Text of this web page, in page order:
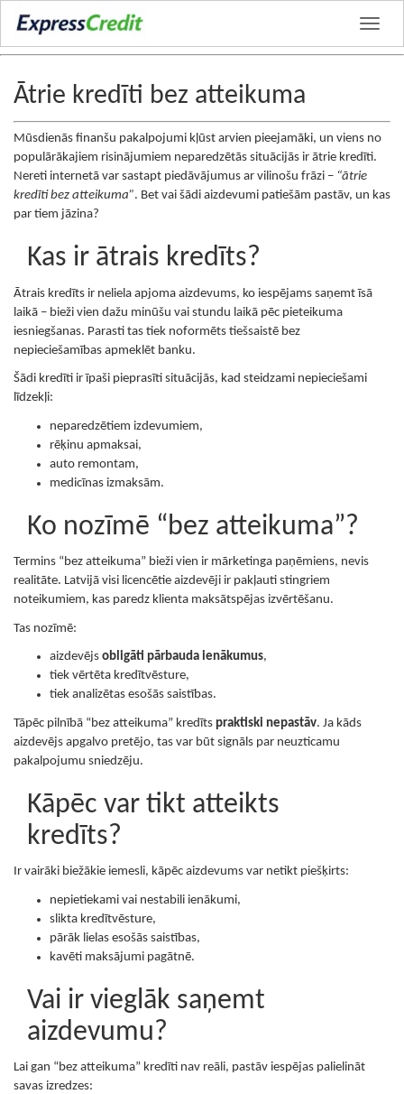
Ātrie kredīti bez atteikuma
Mūsdienās finanšu pakalpojumi kļūst arvien pieejamāki, un viens no
populārākajiem risinājumiem neparedzētās situācijās ir ātrie kredīti.
Nereti internetā var sastapt piedāvājumus ar vilinošu frāzi – “ātrie
kredīti bez atteikuma”. Bet vai šādi aizdevumi patiešām pastāv, un kas
par tiem jāzina?
Kas ir ātrais kredīts?
Ātrais kredīts ir neliela apjoma aizdevums, ko iespējams saņemt īsā
laikā – bieži vien dažu minūšu vai stundu laikā pēc pieteikuma
iesniegšanas. Parasti tas tiek noformēts tiešsaistē bez
nepieciešamības apmeklēt banku.
Šādi kredīti ir īpaši pieprasīti situācijās, kad steidzami nepieciešami
līdzekļi:
neparedzētiem izdevumiem,
rēķinu apmaksai,
auto remontam,
medicīnas izmaksām.
Ko nozīmē “bez atteikuma”?
Termins “bez atteikuma” bieži vien ir mārketinga paņēmiens, nevis
realitāte. Latvijā visi licencētie aizdevēji ir pakļauti stingriem
noteikumiem, kas paredz klienta maksātspējas izvērtēšanu.
Tas nozīmē:
aizdevējs obligāti pārbauda ienākumus,
tiek vērtēta kredītvēsture,
tiek analizētas esošās saistības.
Tāpēc pilnībā “bez atteikuma” kredīts praktiski nepastāv. Ja kāds
aizdevējs apgalvo pretējo, tas var būt signāls par neuzticamu
pakalpojumu sniedzēju.
Kāpēc var tikt atteikts
kredīts?
Ir vairāki biežākie iemesli, kāpēc aizdevums var netikt piešķirts:
nepietiekami vai nestabili ienākumi,
slikta kredītvēsture,
pārāk lielas esošās saistības,
kavēti maksājumi pagātnē.
Vai ir vieglāk saņemt
aizdevumu?
Lai gan “bez atteikuma” kredīti nav reāli, pastāv iespējas palielināt
savas izredzes: